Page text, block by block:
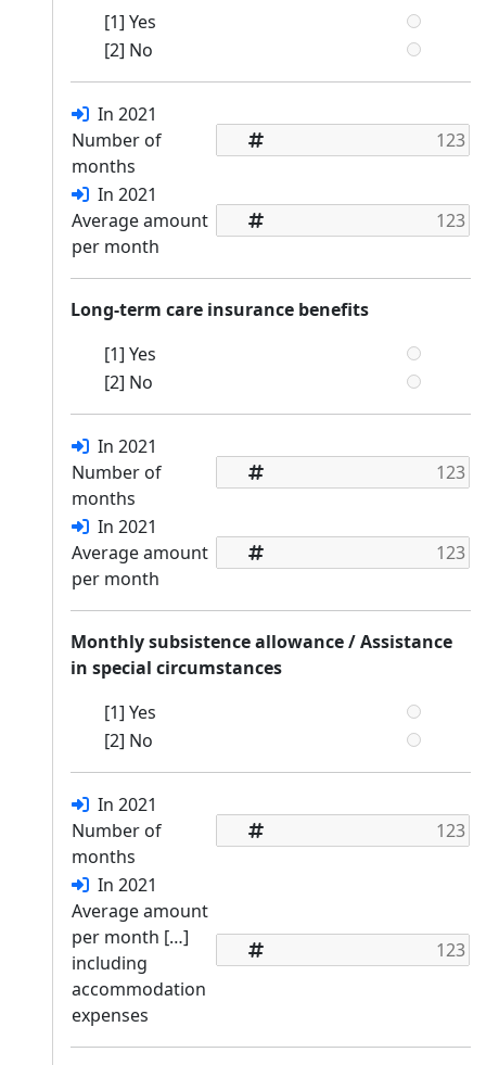
[1] Yes
[2] No
In 2021
Number of
months
In 2021
Average amount
per month
Long-term care insurance benefits
[1] Yes
[2] No
In 2021
Number of
months
In 2021
Average amount
per month
Monthly subsistence allowance / Assistance
in special circumstances
[1] Yes
[2] No
In 2021
Number of
months
In 2021
Average amount
per month […]
including
accommodation
expenses